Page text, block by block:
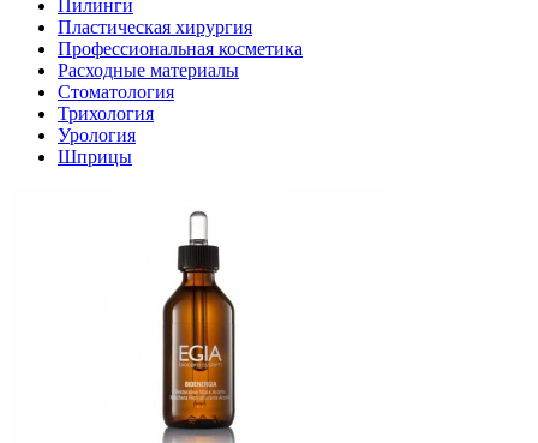
Пилинги
Пластическая хирургия
Профессиональная косметика
Расходные материалы
Стоматология
Трихология
Урология
Шприцы